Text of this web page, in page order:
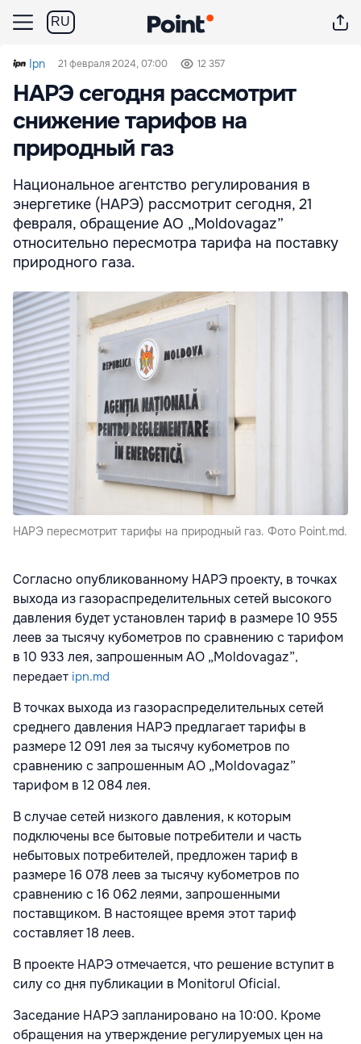
RU
Ipn 21 февраля 2024, 07:00 12 357
НАРЭ сегодня рассмотрит
снижение тарифов на
природный газ
Национальное агентство регулирования в
энергетике (НАРЭ) рассмотрит сегодня, 21
февраля, обращение АО „Moldovagaz”
относительно пересмотра тарифа на поставку
природного газа.
НАРЭ пересмотрит тарифы на природный газ. Фото Point.md.
Согласно опубликованному НАРЭ проекту, в точках
выхода из газораспределительных сетей высокого
давления будет установлен тариф в размере 10 955
леев за тысячу кубометров по сравнению с тарифом
в 10 933 лея, запрошенным АО „Moldovagaz”,
передает ipn.md
В точках выхода из газораспределительных сетей
среднего давления НАРЭ предлагает тарифы в
размере 12 091 лея за тысячу кубометров по
сравнению с запрошенным АО „Moldovagaz”
тарифом в 12 084 лея.
В случае сетей низкого давления, к которым
подключены все бытовые потребители и часть
небытовых потребителей, предложен тариф в
размере 16 078 леев за тысячу кубометров по
сравнению с 16 062 леями, запрошенными
поставщиком. В настоящее время этот тариф
составляет 18 леев.
В проекте НАРЭ отмечается, что решение вступит в
силу со дня публикации в Monitorul Oficial.
Заседание НАРЭ запланировано на 10:00. Кроме
обращения на утверждение регулируемых цен на